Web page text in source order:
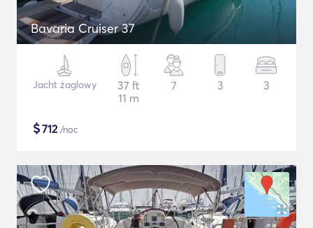
Bavaria Cruiser 37
Jacht żaglowy
37 ft
11 m
7 3 3
$712/noc